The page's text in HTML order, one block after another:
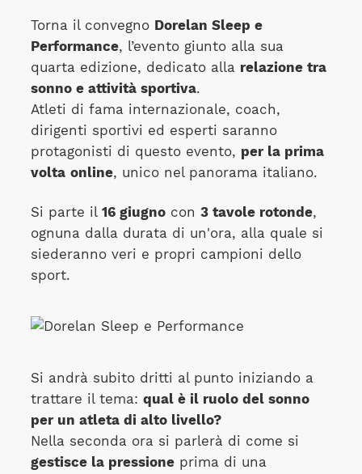
Torna il convegno Dorelan Sleep e
Performance, l’evento giunto alla sua
quarta edizione, dedicato alla relazione tra
sonno e attività sportiva.
Atleti di fama internazionale, coach,
dirigenti sportivi ed esperti saranno
protagonisti di questo evento, per la prima
volta online, unico nel panorama italiano.
Si parte il 16 giugnocon 3 tavole rotonde,
ognuna dalla durata di un'ora, alla quale si
siederanno veri e propri campioni dello
sport.
Si andrà subito dritti al punto iniziando a
trattare il tema: qual è il ruolo del sonno
per un atleta di alto livello?
Nella seconda ora si parlerà di come si
gestisce la pressioneprima di una